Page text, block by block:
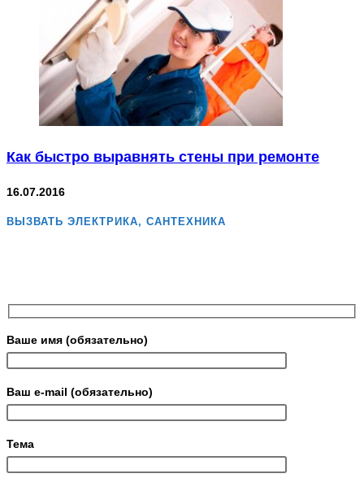
Как быстро выравнять стены при ремонте
16.07.2016
ВЫЗВАТЬ ЭЛЕКТРИКА, САНТЕХНИКА
Ваше имя (обязательно)
Ваш e-mail (обязательно)
Тема